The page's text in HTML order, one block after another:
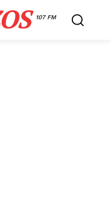
107 FM